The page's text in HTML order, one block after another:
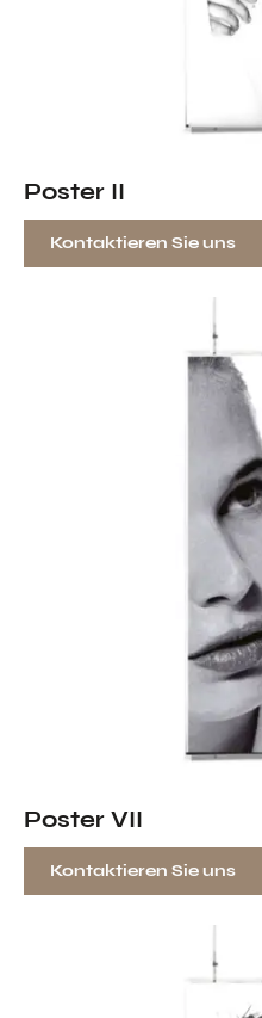
Poster II
Kontaktieren Sie uns
Poster VII
Kontaktieren Sie uns